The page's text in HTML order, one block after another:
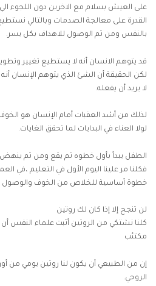
على العيش بسلام مع الاخرين دون اللجوء
القدرة على معالجة الصدمات وبالتالي
بالنفس ومن ثم الوصول للاهداف بكل يسر.
قد يتوهم الانسان أنه لا يستطيع تغيير
لكن الحقيقة أن الشئ الذي يتوهم الإنسان
لا يريد أن يفعله.
لذلك من أشد العقبات أمام الإنسان هو الخوف
لولا العناء في البدايات لما تحقق الغايات.
الطفل يبدأ بأول خطوه ثم يقع ومن ثم
فكلنا مر علينا اليوم الأول في التعليم ،في
خطوة أساسية للخلاص من الخوف والوصول
لن تنجح إلا إذا كان لك روتين
كلنا نشتكي من الروتين أثبت علماء النفس أن
مكتئب
إن من الطبيعي أن يكون لنا روتين يومي من
الروحي.